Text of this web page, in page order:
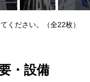
ください。（全22枚）
・設備